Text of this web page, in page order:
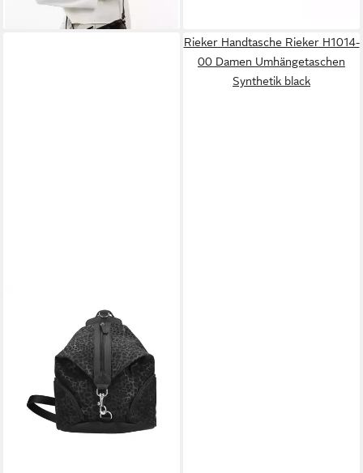
Rieker Handtasche Rieker H1014-
00 Damen Umhängetaschen
Synthetik black